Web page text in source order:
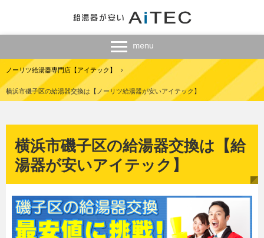
ノーリツ給湯器専門店【アイテック】 ›
横浜市磯子区の給湯器交換は【ノーリツ給湯器が安いアイテック】
横浜市磯子区の給湯器交換は【給
湯器が安いアイテック】